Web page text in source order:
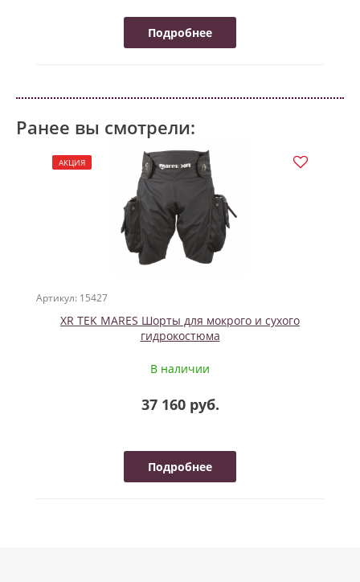
Подробнее
Ранее вы смотрели:
АКЦИЯ
Артикул: 15427
XR TEK MARES Шорты для мокрого и сухого
гидрокостюма
В наличии
37 160 руб.
Подробнее